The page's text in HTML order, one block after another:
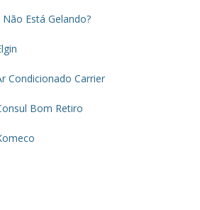
Está Gelando?
Condicionado Carrier
Bom Retiro